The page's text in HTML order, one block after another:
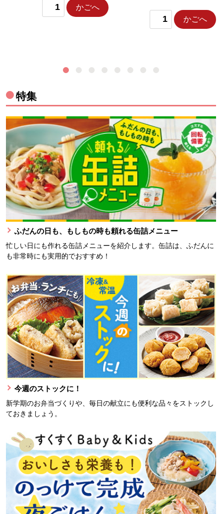
かごへ
かごへ
特集
ふだんの日も、もしもの時も頼れる缶詰メニュー
忙しい日にも作れる缶詰メニューを紹介します。缶詰は、ふだんに
も非常時にも実用的でおすすめ！
今週のストックに！
新学期のお弁当づくりや、毎日の献立にも便利な品々をストックし
ておきましょう。